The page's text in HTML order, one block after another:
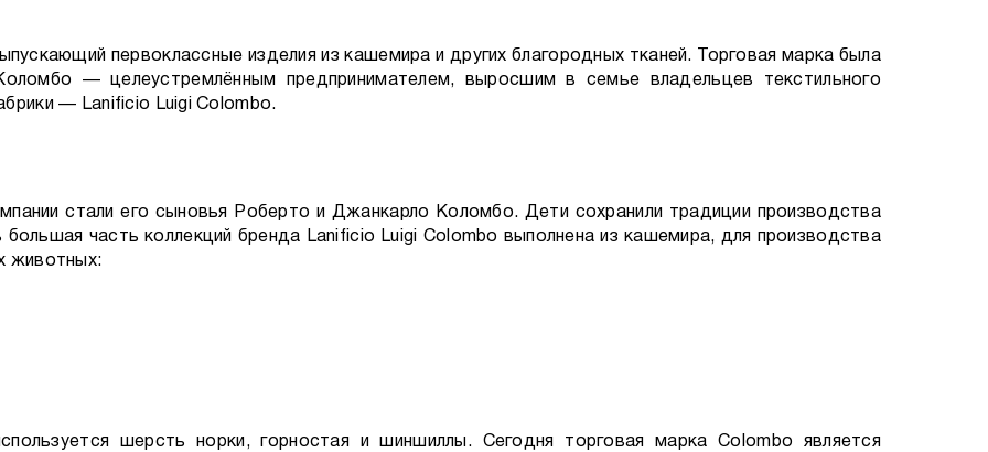
первоклассные изделия из кашемира и других благородных тканей. Торговая марка была
— целеустремлённым предпринимателем, выросшим в семье владельцев текстильного
— Lanificio Luigi Colombo.
стали его сыновья Роберто и Джанкарло Коломбо. Дети сохранили традиции производства
часть коллекций бренда Lanificio Luigi Colombo выполнена из кашемира, для производства
животных:
шерсть норки, горностая и шиншиллы. Сегодня торговая марка Colombo является